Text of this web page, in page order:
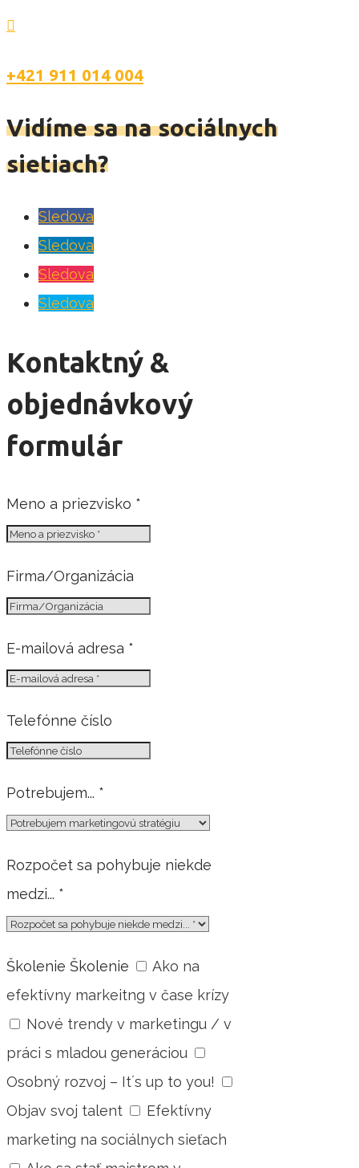

+421 911 014 004
Vidíme sa na sociálnych
sietiach?
Sledova
Sledova
Sledova
Sledova
Kontaktný &
objednávkový
formulár
Meno a priezvisko *
Firma/Organizácia
E-mailová adresa *
Telefónne číslo
Potrebujem... *
Rozpočet sa pohybuje niekde
medzi... *
Školenie Školenie
Ako na
efektívny markeitng v čase krízy
Nové trendy v marketingu / v
práci s mladou generáciou
Osobný rozvoj – It´s up to you!
Objav svoj talent
Efektívny
marketing na sociálnych sieťach